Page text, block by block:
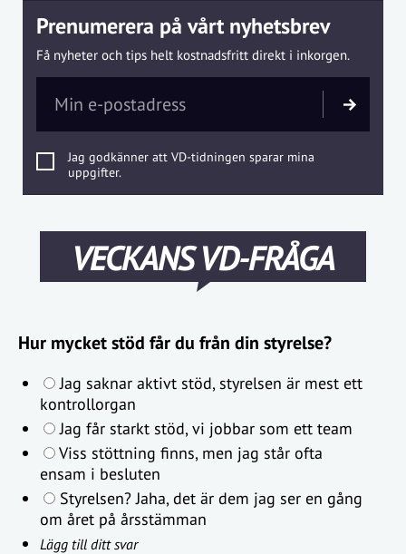
Prenumerera på vårt nyhetsbrev
Få nyheter och tips helt kostnadsfritt direkt i inkorgen.
Jag godkänner att VD-tidningen sparar mina
uppgifter.
VECKANS VD-FRÅGA
Hur mycket stöd får du från din styrelse?
Jag saknar aktivt stöd, styrelsen är mest ett
kontrollorgan
Jag får starkt stöd, vi jobbar som ett team
Viss stöttning finns, men jag står ofta
ensam i besluten
Styrelsen? Jaha, det är dem jag ser en gång
om året på årsstämman
Lägg till ditt svar